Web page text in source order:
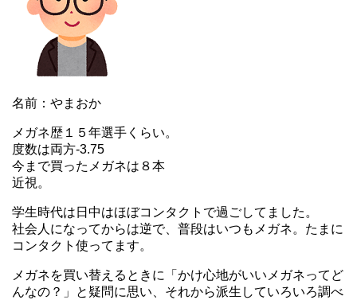
名前：やまおか
メガネ歴１５年選手くらい。
度数は両方-3.75
今まで買ったメガネは８本
近視。
学生時代は日中はほぼコンタクトで過ごしてました。
社会人になってからは逆で、普段はいつもメガネ。たまに
コンタクト使ってます。
メガネを買い替えるときに「かけ心地がいいメガネってど
んなの？」と疑問に思い、それから派生していろいろ調べ